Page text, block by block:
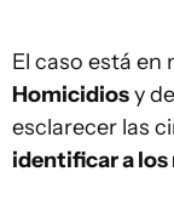
El caso está en
Homicidiosy
esclarecer las
identificar a los